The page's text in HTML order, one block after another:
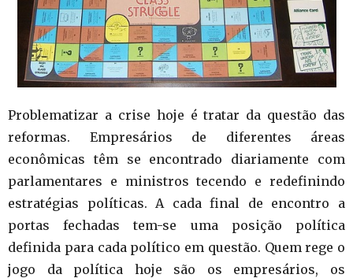
Problematizar a crise hoje é tratar da questão das
reformas. Empresários de diferentes áreas
econômicas têm se encontrado diariamente com
parlamentares e ministros tecendo e redefinindo
estratégias políticas. A cada final de encontro a
portas fechadas tem-se uma posição política
definida para cada político em questão. Quem rege o
jogo da política hoje são os empresários, os